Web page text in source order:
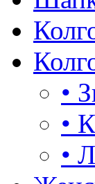
•
•
•